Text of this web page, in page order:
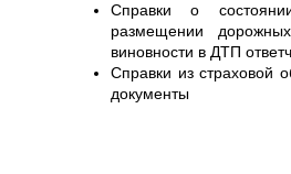
Справки о
размещении
виновности в ДТП
Справки из страховой
документы